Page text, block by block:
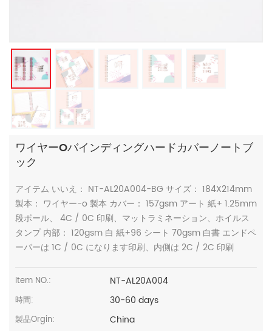
ワイヤーoバインディングハードカバーノートブ
ック
アイテム いいえ： NT-AL20A004-BG サイズ： 184X214mm
製本： ワイヤー-o 製本 カバー： 157gsm アート 紙+ 1.25mm
段ボール、 4C / 0C 印刷、マットラミネーション、ホイルス
タンプ 内部： 120gsm 白 紙+96 シート 70gsm 白書 エンドペ
ーパーは 1C / 0C になります印刷、内側は 2C / 2C 印刷
Item NO.: NT-AL20A004
時間: 30-60 days
製品Orgin: China